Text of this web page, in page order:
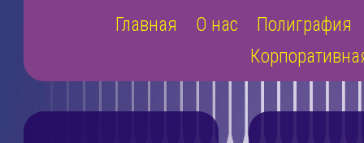
Главная О нас
Полиграфия